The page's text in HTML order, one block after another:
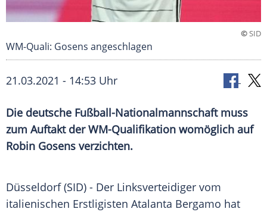
©SID
WM-Quali: Gosens angeschlagen
21.03.2021 - 14:53 Uhr
Die deutsche Fußball-Nationalmannschaftmuss
zum Auftakt derWM-Qualifikation womöglich auf
Robin Gosens verzichten.
Düsseldorf(SID) - Der Linksverteidiger vom
italienischen Erstligisten Atalanta Bergamo hat